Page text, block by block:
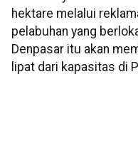
hektare melalui
pelabuhan yang
Denpasar itu akan
lipat dari kapasitas di